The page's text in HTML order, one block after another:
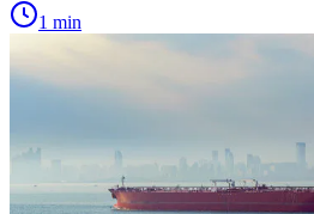
1 min